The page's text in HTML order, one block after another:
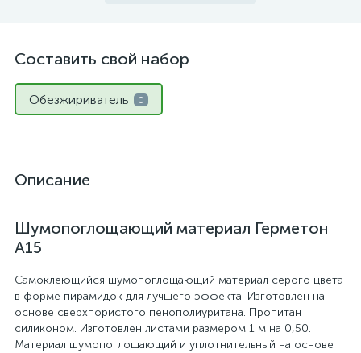
Составить свой набор
Обезжириватель 0
Описание
Шумопоглощающий материал Герметон
А15
Самоклеющийся шумопоглощающий материал серого цвета
в форме пирамидок для лучшего эффекта. Изготовлен на
основе сверхпористого пенополиуритана. Пропитан
силиконом. Изготовлен листами размером 1 м на 0,50.
Материал шумопоглощающий и уплотнительный на основе